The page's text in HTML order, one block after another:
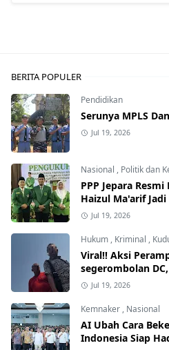
BERITA POPULER
Pendidikan
Serunya MPLS
Jul 19, 2026
Nasional , Politik dan
PPP Jepara
Haizul Ma'arif
Jul 19, 2026
Hukum , Kriminal ,
Viral!! Aksi
segerombolan
Jul 19, 2026
Kemnaker , Nasional
AI Ubah Cara
Indonesia Siap